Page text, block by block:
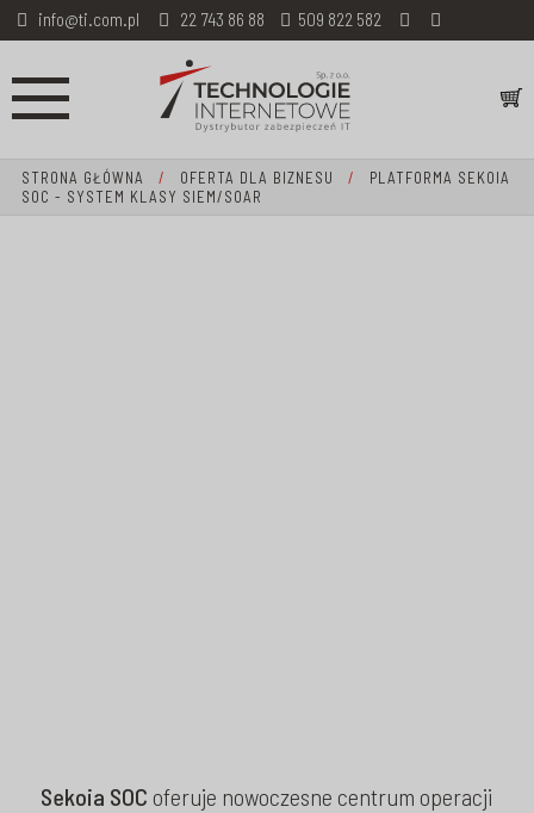
info@ti.com.pl 22 743 86 88 509 822 582
STRONA GŁÓWNA / OFERTA DLA BIZNESU /
PLATFORMA SEKOIA
SOC - SYSTEM KLASY SIEM/SOAR
Sekoia SOC oferuje nowoczesne centrum operacji